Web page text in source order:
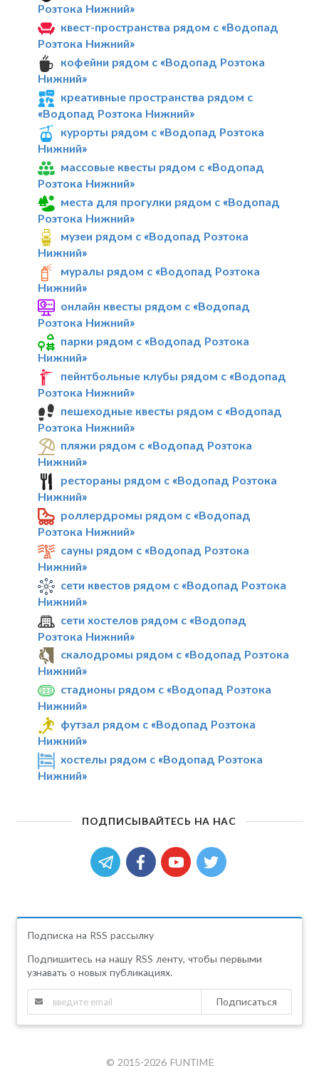
Розтока Нижний»
квест-пространства рядом с «Водопад
Розтока Нижний»
кофейни рядом с «Водопад Розтока
Нижний»
креативные пространства рядом с
«Водопад Розтока Нижний»
курорты рядом с «Водопад Розтока
Нижний»
массовые квесты рядом с «Водопад
Розтока Нижний»
места для прогулки рядом с «Водопад
Розтока Нижний»
музеи рядом с «Водопад Розтока
Нижний»
муралы рядом с «Водопад Розтока
Нижний»
онлайн квесты рядом с «Водопад
Розтока Нижний»
парки рядом с «Водопад Розтока
Нижний»
пейнтбольные клубы рядом с «Водопад
Розтока Нижний»
пешеходные квесты рядом с «Водопад
Розтока Нижний»
пляжи рядом с «Водопад Розтока
Нижний»
рестораны рядом с «Водопад Розтока
Нижний»
роллердромы рядом с «Водопад
Розтока Нижний»
сауны рядом с «Водопад Розтока
Нижний»
сети квестов рядом с «Водопад Розтока
Нижний»
сети хостелов рядом с «Водопад
Розтока Нижний»
скалодромы рядом с «Водопад Розтока
Нижний»
стадионы рядом с «Водопад Розтока
Нижний»
футзал рядом с «Водопад Розтока
Нижний»
хостелы рядом с «Водопад Розтока
Нижний»
ПОДПИСЫВАЙТЕСЬ НА НАС
Подписка на RSS рассылку
Подпишитесь на нашу RSS ленту, чтобы первыми
узнавать о новых публикациях.
Подписаться
© 2015-2026 FUNTIME